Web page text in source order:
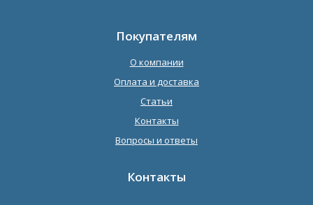
Покупателям
О компании
Оплата и доставка
Статьи
Контакты
Вопросы и ответы
Контакты